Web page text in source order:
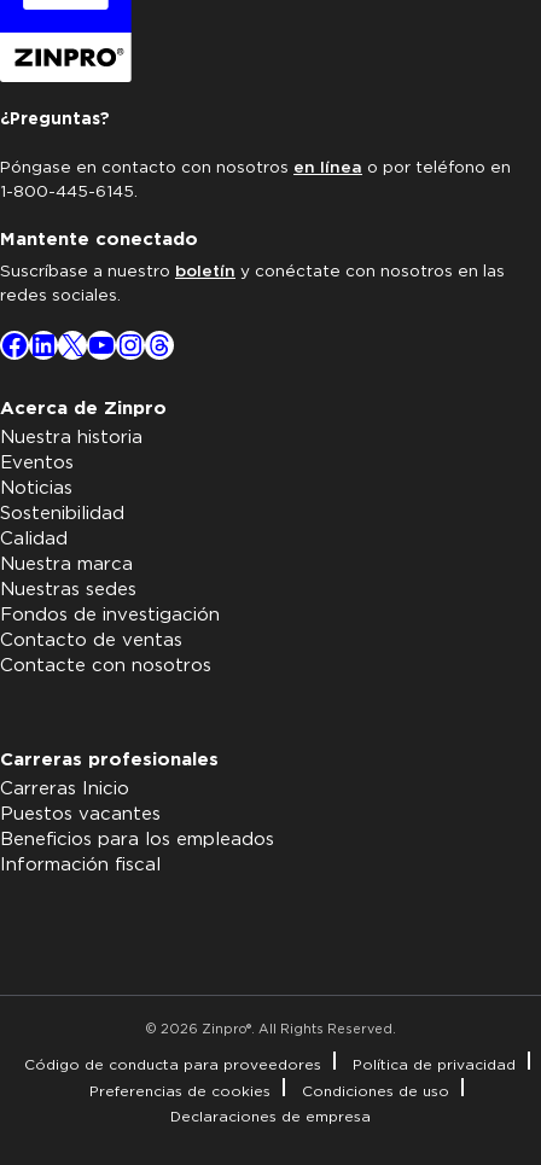
¿Preguntas?
Póngase en contacto con nosotros en línea o por teléfono en
1-800-445-6145.
Mantente conectado
Suscríbase a nuestro boletín y conéctate con nosotros en las
redes sociales.
Facebook
LinkedIn
X YouTube
Instagram
Threads
Acerca de Zinpro
Nuestra historia
Eventos
Noticias
Sostenibilidad
Calidad
Nuestra marca
Nuestras sedes
Fondos de investigación
Contacto de ventas
Contacte con nosotros
Carreras profesionales
Carreras Inicio
Puestos vacantes
Beneficios para los empleados
Información fiscal
© 2026 Zinpro®. All Rights Reserved.
Código de conducta para proveedores
Política de privacidad
Preferencias de cookies
Condiciones de uso
Declaraciones de empresa